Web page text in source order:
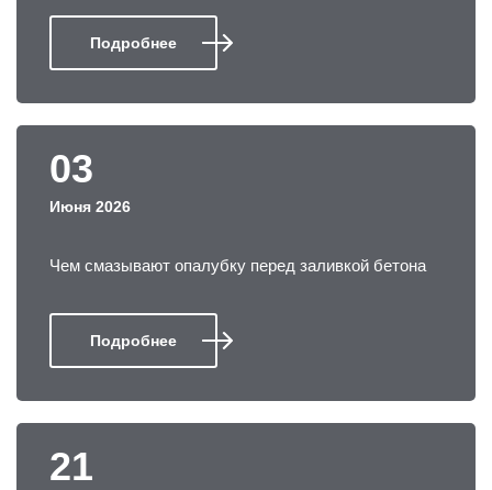
Подробнее
03
Июня 2026
Чем смазывают опалубку перед заливкой бетона
Подробнее
21